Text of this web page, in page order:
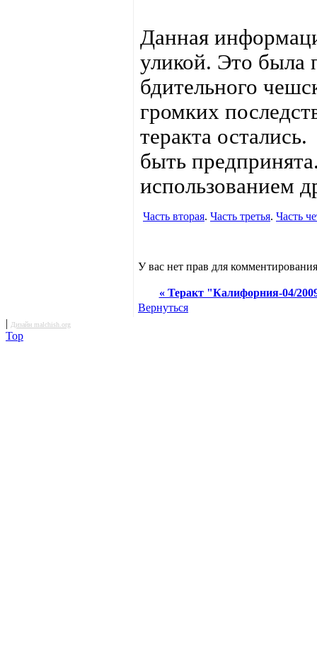
Данная
уликой. Это была
бдительного
громких
теракта
быть
использованием
Часть вторая. Часть третья. Часть
У вас нет прав для
« Теракт "Калифорния-04/
Вернуться
| Дизайн malchish.org
Top